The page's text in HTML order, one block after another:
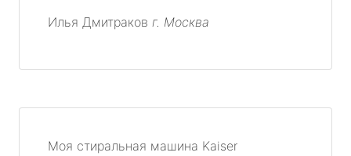
Илья Дмитраков г. Москва
Моя стиральная машина Kaiser